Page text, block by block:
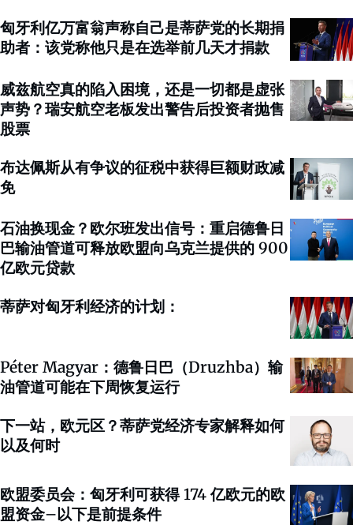
匈牙利亿万富翁声称自己是蒂萨党的长期捐
助者：该党称他只是在选举前几天才捐款
威兹航空真的陷入困境，还是一切都是虚张
声势？瑞安航空老板发出警告后投资者抛售
股票
布达佩斯从有争议的征税中获得巨额财政减
免
石油换现金？欧尔班发出信号：重启德鲁日
巴输油管道可释放欧盟向乌克兰提供的 900
亿欧元贷款
蒂萨对匈牙利经济的计划：
Péter Magyar：德鲁日巴（Druzhba）输
油管道可能在下周恢复运行
下一站，欧元区？蒂萨党经济专家解释如何
以及何时
欧盟委员会：匈牙利可获得 174 亿欧元的欧
盟资金–以下是前提条件